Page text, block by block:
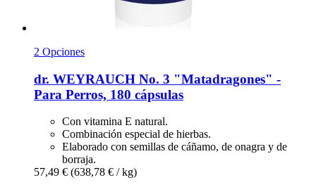
2 Opciones
dr. WEYRAUCH No. 3 "Matadragones" -​
Para Perros, 180 cápsulas
Con vitamina E natural.
Combinación especial de hierbas.
Elaborado con semillas de cáñamo, de onagra y de
borraja.
57,49 € (638,78 € / kg)